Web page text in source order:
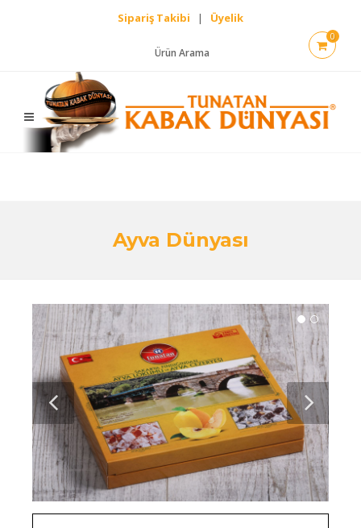
Sipariş Takibi | Üyelik
Ürün Arama
0
Ayva Dünyası